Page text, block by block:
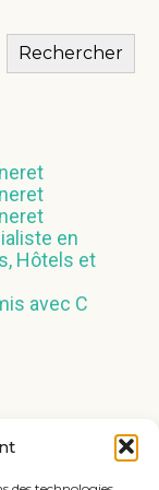
Rechercher
en
Hôtels et
avec C